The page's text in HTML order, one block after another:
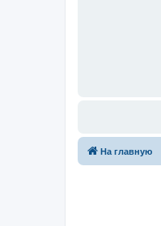
На главную